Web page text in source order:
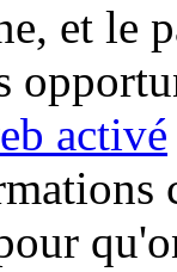
et le
activé